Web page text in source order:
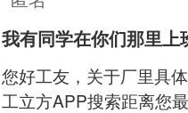
我有同学在你们那里上
您好工友，关于厂里具
工立方APP搜索距离您